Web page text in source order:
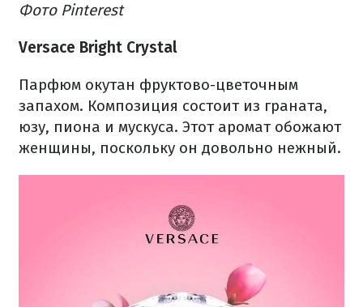
Фото Pinterest
Versace Bright Crystal
Парфюм окутан фруктово-цветочным
запахом. Композиция состоит из граната,
юзу, пиона и мускуса. Этот аромат обожают
женщины, поскольку он довольно нежный.